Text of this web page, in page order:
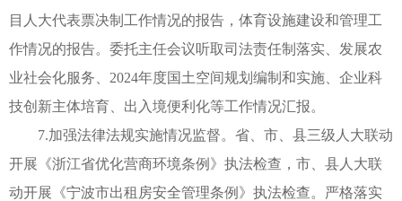
目人大代表票决制工作情况的报告，体育设施建设和管理工
作情况的报告。委托主任会议听取司法责任制落实、发展农
业社会化服务、2024年度国土空间规划编制和实施、企业科
技创新主体培育、出入境便利化等工作情况汇报。
7.加强法律法规实施情况监督。省、市、县三级人大联动
开展《浙江省优化营商环境条例》执法检查，市、县人大联
动开展《宁波市出租房安全管理条例》执法检查。严格落实